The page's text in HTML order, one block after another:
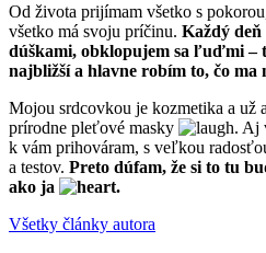
Od života prijímam všetko s
všetko má svoju príčinu. Každý deň
dúškami, obklopujem sa ľuďmi –
najbližší a hlavne robím to, čo ma
Mojou srdcovkou je kozmetika a už
prírodne pleťové masky
. Aj
k vám prihováram, s veľkou
a testov. Preto dúfam, že si to tu
ako ja
.
Všetky články autora